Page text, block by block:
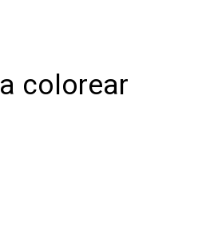
colorear